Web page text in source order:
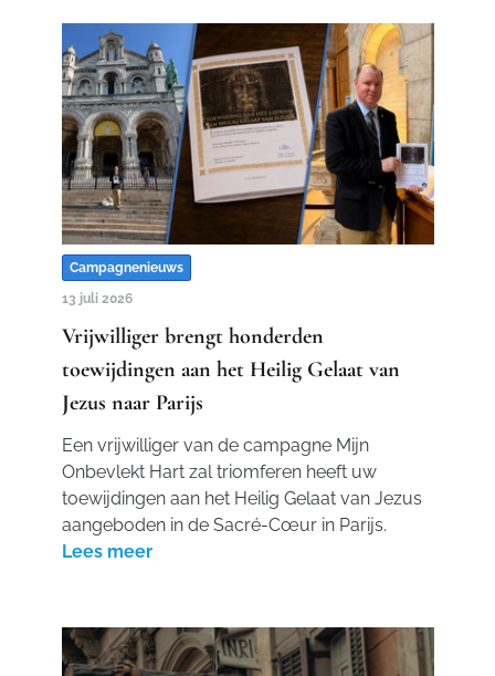
Campagnenieuws
13 juli 2026
Vrijwilliger brengt honderden
toewijdingen aan het Heilig Gelaat van
Jezus naar Parijs
Een vrijwilliger van de campagne Mijn
Onbevlekt Hart zal triomferen heeft uw
toewijdingen aan het Heilig Gelaat van Jezus
aangeboden in de Sacré-Cœur in Parijs.
Lees meer